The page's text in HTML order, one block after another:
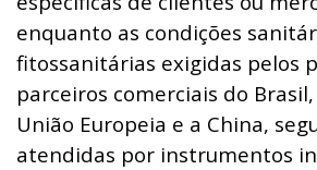
enquanto as condições
fitossanitárias exigidas pelos
parceiros comerciais do
União Europeia e a China,
atendidas por instrumentos